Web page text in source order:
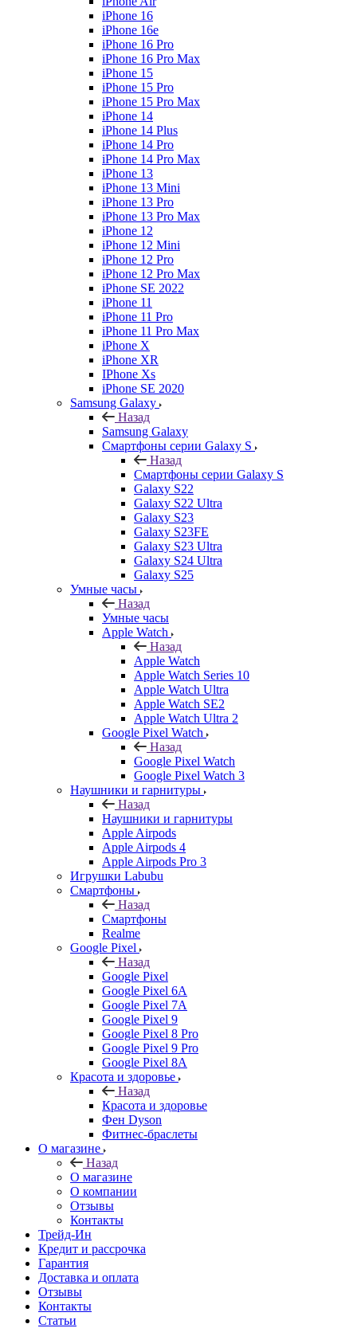
iPhone 16
iPhone 16e
iPhone 16 Pro
iPhone 16 Pro Max
iPhone 15
iPhone 15 Pro
iPhone 15 Pro Max
iPhone 14
iPhone 14 Plus
iPhone 14 Pro
iPhone 14 Pro Max
iPhone 13
iPhone 13 Mini
iPhone 13 Pro
iPhone 13 Pro Max
iPhone 12
iPhone 12 Mini
iPhone 12 Pro
iPhone 12 Pro Max
iPhone SE 2022
iPhone 11
iPhone 11 Pro
iPhone 11 Pro Max
iPhone X
iPhone XR
IPhone Xs
iPhone SE 2020
Samsung Galaxy
Назад
Samsung Galaxy
Смартфоны серии Galaxy S
Назад
Смартфоны серии Galaxy S
Galaxy S22
Galaxy S22 Ultra
Galaxy S23
Galaxy S23FE
Galaxy S23 Ultra
Galaxy S24 Ultra
Galaxy S25
Умные часы
Назад
Умные часы
Apple Watch
Назад
Apple Watch
Apple Watch Series 10
Apple Watch Ultra
Apple Watch SE2
Apple Watch Ultra 2
Google Pixel Watch
Назад
Google Pixel Watch
Google Pixel Watch 3
Наушники и гарнитуры
Назад
Наушники и гарнитуры
Apple Airpods
Apple Airpods 4
Apple Airpods Pro 3
Игрушки Labubu
Смартфоны
Назад
Смартфоны
Realme
Google Pixel
Назад
Google Pixel
Google Pixel 6A
Google Pixel 7А
Google Pixel 9
Google Pixel 8 Pro
Google Pixel 9 Pro
Google Pixel 8A
Красота и здоровье
Назад
Красота и здоровье
Фен Dyson
Фитнес-браслеты
О магазине
Назад
О магазине
О компании
Отзывы
Контакты
Трейд-Ин
Кредит и рассрочка
Гарантия
Доставка и оплата
Отзывы
Контакты
Статьи